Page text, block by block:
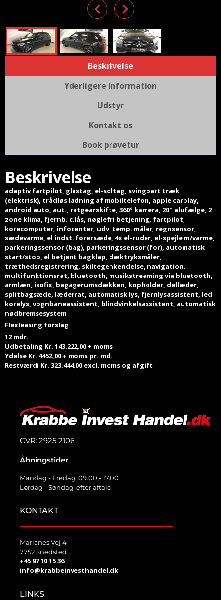
Previous
Next
Beskrivelse
Yderligere Information
Udstyr
Kontakt os
Book prøvetur
Beskrivelse
adaptiv fartpilot, glastag, el-soltag, svingbart træk
(elektrisk), trådløs ladning af mobiltelefon, apple carplay,
android auto, aut., ratgearskifte, 360° kamera, 20″ alufælge, 2
zone klima, fjernb. c.lås, nøglefri betjening, fartpilot,
kørecomputer, infocenter, udv. temp. måler, regnsensor,
sædevarme, el indst. førersæde, 4x el-ruder, el-spejle m/varme,
parkeringssensor (bag), parkeringssensor (for), automatisk
start/stop, el betjent bagklap, dæktryksmåler,
træthedsregistrering, skiltegenkendelse, navigation,
multifunktionsrat, bluetooth, musikstreaming via bluetooth,
armlæn, isofix, bagagerumsdækken, kopholder, dellæder,
splitbagsæde, læderrat, automatisk lys, fjernlysassistent, led
kørelys, vognbaneassistent, blindvinkelsassistent, automatisk
nødbremsesystem
Flexleasing forslag
12 mdr.
Udbetaling Kr. 143.222,00 + moms
Ydelse Kr. 4452,00 + moms pr. md.
Restværdi Kr. 323.444,00 excl. moms og afgift
CVR: 2925 2106
Åbningstider
Mandag - Fredag: 09.00 - 17.00
Lørdag - Søndag: efter aftale
KONTAKT
Marianes Vej 4
7752 Snedsted
+45 97 10 15 36
info@krabbeinvesthandel.dk
LINKS